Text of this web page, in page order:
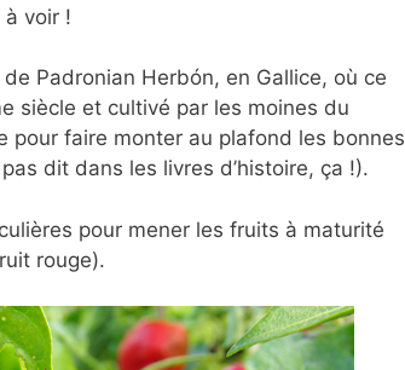
voir !
Padronian Herbón, en Gallice, où ce
siècle et cultivé par les moines du
pour faire monter au plafond les bonnes
dit dans les livres d’histoire, ça !).
pour mener les fruits à maturité
rouge).